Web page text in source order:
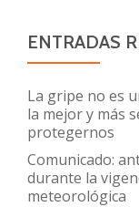
ENTRADAS
La gripe no es
la mejor y más
protegernos
Comunicado:
durante la
meteorológica